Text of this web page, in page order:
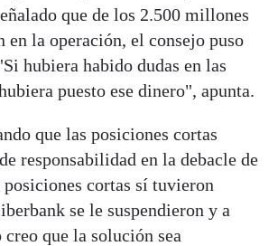
que de los 2.500 millones
en la operación, el consejo puso
hubiera habido dudas en las
puesto ese dinero", apunta.
que las posiciones cortas
responsabilidad en la debacle de
cortas sí tuvieron
se le suspendieron y a
que la solución sea